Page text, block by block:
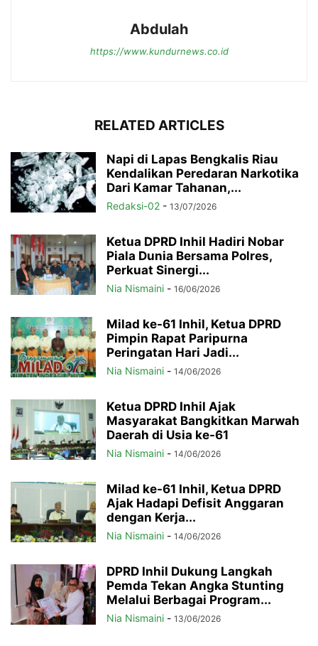
Abdulah
https://www.kundurnews.co.id
RELATED ARTICLES
Napi di Lapas Bengkalis Riau
Kendalikan Peredaran Narkotika
Dari Kamar Tahanan,...
Redaksi-02 - 13/07/2026
Ketua DPRD Inhil Hadiri Nobar
Piala Dunia Bersama Polres,
Perkuat Sinergi...
Nia Nismaini - 16/06/2026
Milad ke-61 Inhil, Ketua DPRD
Pimpin Rapat Paripurna
Peringatan Hari Jadi...
Nia Nismaini - 14/06/2026
Ketua DPRD Inhil Ajak
Masyarakat Bangkitkan Marwah
Daerah di Usia ke-61
Nia Nismaini - 14/06/2026
Milad ke-61 Inhil, Ketua DPRD
Ajak Hadapi Defisit Anggaran
dengan Kerja...
Nia Nismaini - 14/06/2026
DPRD Inhil Dukung Langkah
Pemda Tekan Angka Stunting
Melalui Berbagai Program...
Nia Nismaini - 13/06/2026